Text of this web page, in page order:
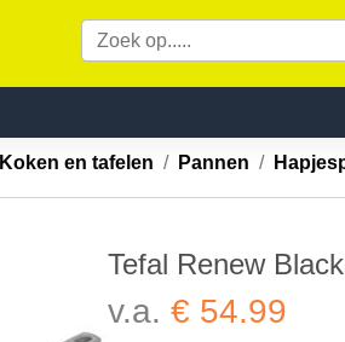
Koken en tafelen Pannen
Tefal Renew
v.a. € 54.99